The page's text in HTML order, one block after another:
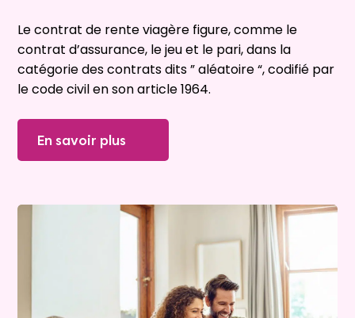
Le contrat de rente viagère figure, comme le
contrat d’assurance, le jeu et le pari, dans la
catégorie des contrats dits ” aléatoire “, codifié par
le code civil en son article 1964.
En savoir plus